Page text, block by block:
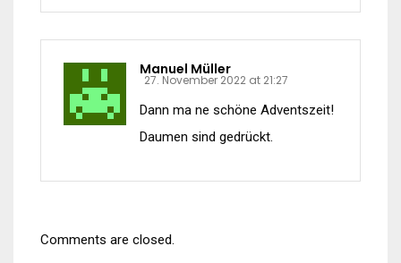
Manuel Müller
27. November 2022 at 21:27
Dann ma ne schöne Adventszeit!
Daumen sind gedrückt.
Comments are closed.